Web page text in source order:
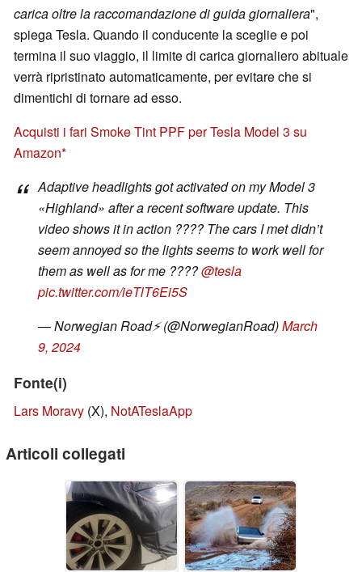
carica oltre la raccomandazione di guida giornaliera",
spiega Tesla. Quando il conducente la sceglie e poi
termina il suo viaggio, il limite di carica giornaliero abituale
verrà ripristinato automaticamente, per evitare che si
dimentichi di tornare ad esso.
Acquisti i fari Smoke Tint PPF per Tesla Model 3 su
Amazon
Adaptive headlights got activated on my Model 3
«Highland» after a recent software update. This
video shows it in action ???? The cars I met didn’t
seem annoyed so the lights seems to work well for
them as well as for me ????@tesla
pic.twitter.com/ieTlT6Ei5S
— Norwegian Road⚡️ (@NorwegianRoad)March
9, 2024
Fonte(i)
Lars Moravy (X), NotATeslaApp
Articoli collegati